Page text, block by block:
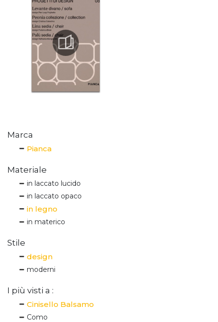
Marca
Pianca
Materiale
in laccato lucido
in laccato opaco
in legno
in materico
Stile
design
moderni
I più visti a :
Cinisello Balsamo
Como